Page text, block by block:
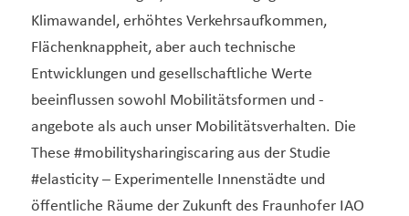
Klimawandel, erhöhtes Verkehrsaufkommen,
Flächenknappheit, aber auch technische
Entwicklungen und gesellschaftliche Werte
beeinflussen sowohl Mobilitätsformen und -
angebote als auch unser Mobilitätsverhalten. Die
These #mobilitysharingiscaring aus der Studie
#elasticity – Experimentelle Innenstädte und
öffentliche Räume der Zukunft des Fraunhofer IAO